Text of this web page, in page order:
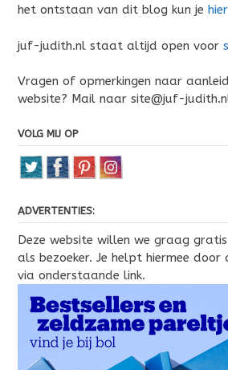
het ontstaan van dit blog kun je
juf-judith.nl staat altijd open voor
Vragen of opmerkingen naar
website? Mail naar site@juf-
VOLG MIJ OP
ADVERTENTIES:
Deze website willen we graag
als bezoeker. Je helpt hiermee door
via onderstaande link.